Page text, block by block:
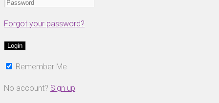
Forgot your password?
Remember Me
No account? Sign up